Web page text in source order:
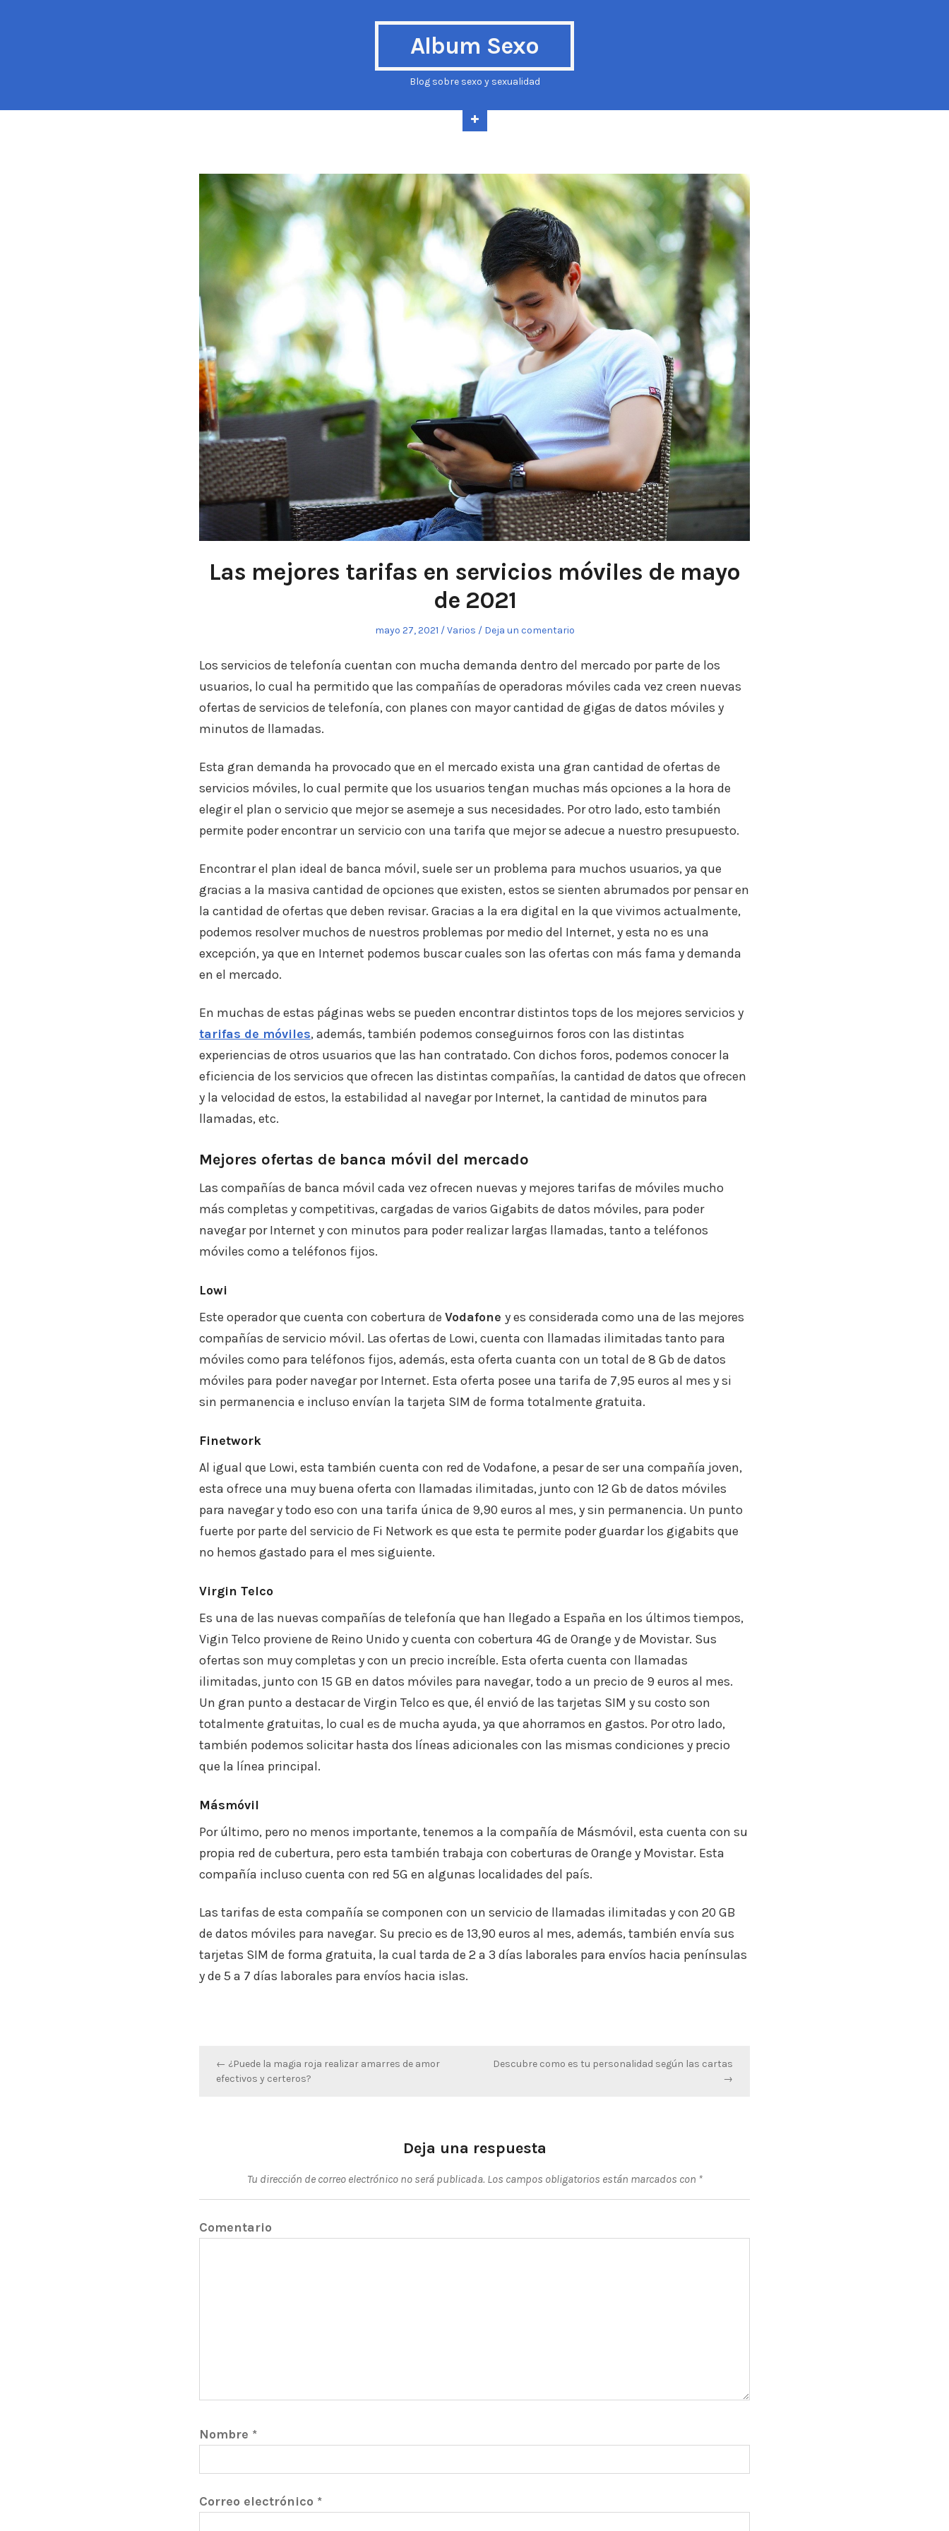
Album Sexo
Blog sobre sexo y sexualidad
Las mejores tarifas en servicios móviles de mayo
de 2021
Publicado
mayo 27, 2021
Publicado
Varios Deja un comentario
Los servicios de telefonía cuentan con mucha demanda dentro del mercado por parte de los
usuarios, lo cual ha permitido que las compañías de operadoras móviles cada vez creen nuevas
ofertas de servicios de telefonía, con planes con mayor cantidad de gigas de datos móviles y
minutos de llamadas.
Esta gran demanda ha provocado que en el mercado exista una gran cantidad de ofertas de
servicios móviles, lo cual permite que los usuarios tengan muchas más opciones a la hora de
elegir el plan o servicio que mejor se asemeje a sus necesidades. Por otro lado, esto también
permite poder encontrar un servicio con una tarifa que mejor se adecue a nuestro presupuesto.
Encontrar el plan ideal de banca móvil, suele ser un problema para muchos usuarios, ya que
gracias a la masiva cantidad de opciones que existen, estos se sienten abrumados por pensar en
la cantidad de ofertas que deben revisar. Gracias a la era digital en la que vivimos actualmente,
podemos resolver muchos de nuestros problemas por medio del Internet, y esta no es una
excepción, ya que en Internet podemos buscar cuales son las ofertas con más fama y demanda
en el mercado.
En muchas de estas páginas webs se pueden encontrar distintos tops de los mejores servicios y
tarifas de móviles, además, también podemos conseguirnos foros con las distintas
experiencias de otros usuarios que las han contratado. Con dichos foros, podemos conocer la
eficiencia de los servicios que ofrecen las distintas compañías, la cantidad de datos que ofrecen
y la velocidad de estos, la estabilidad al navegar por Internet, la cantidad de minutos para
llamadas, etc.
Mejores ofertas de banca móvil del mercado
Las compañías de banca móvil cada vez ofrecen nuevas y mejores tarifas de móviles mucho
más completas y competitivas, cargadas de varios Gigabits de datos móviles, para poder
navegar por Internet y con minutos para poder realizar largas llamadas, tanto a teléfonos
móviles como a teléfonos fijos.
Lowi
Este operador que cuenta con cobertura de Vodafone y es considerada como una de las mejores
compañías de servicio móvil. Las ofertas de Lowi, cuenta con llamadas ilimitadas tanto para
móviles como para teléfonos fijos, además, esta oferta cuanta con un total de 8 Gb de datos
móviles para poder navegar por Internet. Esta oferta posee una tarifa de 7,95 euros al mes y si
sin permanencia e incluso envían la tarjeta SIM de forma totalmente gratuita.
Finetwork
Al igual que Lowi, esta también cuenta con red de Vodafone, a pesar de ser una compañía joven,
esta ofrece una muy buena oferta con llamadas ilimitadas, junto con 12 Gb de datos móviles
para navegar y todo eso con una tarifa única de 9,90 euros al mes, y sin permanencia. Un punto
fuerte por parte del servicio de Fi Network es que esta te permite poder guardar los gigabits que
no hemos gastado para el mes siguiente.
Virgin Telco
Es una de las nuevas compañías de telefonía que han llegado a España en los últimos tiempos,
Vigin Telco proviene de Reino Unido y cuenta con cobertura 4G de Orange y de Movistar. Sus
ofertas son muy completas y con un precio increíble. Esta oferta cuenta con llamadas
ilimitadas, junto con 15 GB en datos móviles para navegar, todo a un precio de 9 euros al mes.
Un gran punto a destacar de Virgin Telco es que, él envió de las tarjetas SIM y su costo son
totalmente gratuitas, lo cual es de mucha ayuda, ya que ahorramos en gastos. Por otro lado,
también podemos solicitar hasta dos líneas adicionales con las mismas condiciones y precio
que la línea principal.
Másmóvil
Por último, pero no menos importante, tenemos a la compañía de Másmóvil, esta cuenta con su
propia red de cubertura, pero esta también trabaja con coberturas de Orange y Movistar. Esta
compañía incluso cuenta con red 5G en algunas localidades del país.
Las tarifas de esta compañía se componen con un servicio de llamadas ilimitadas y con 20 GB
de datos móviles para navegar. Su precio es de 13,90 euros al mes, además, también envía sus
tarjetas SIM de forma gratuita, la cual tarda de 2 a 3 días laborales para envíos hacia penínsulas
y de 5 a 7 días laborales para envíos hacia islas.
Navegación
de
← ¿Puede la magia roja realizar amarres de amor
efectivos y certeros?
Descubre como es tu personalidad según las cartas
→
Deja una respuesta
Tu dirección de correo electrónico no será publicada. Los campos obligatorios están marcados con *
Comentario
Nombre *
Correo electrónico *